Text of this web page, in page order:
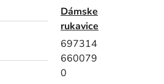
Dámske
rukavice
697314
660079
0